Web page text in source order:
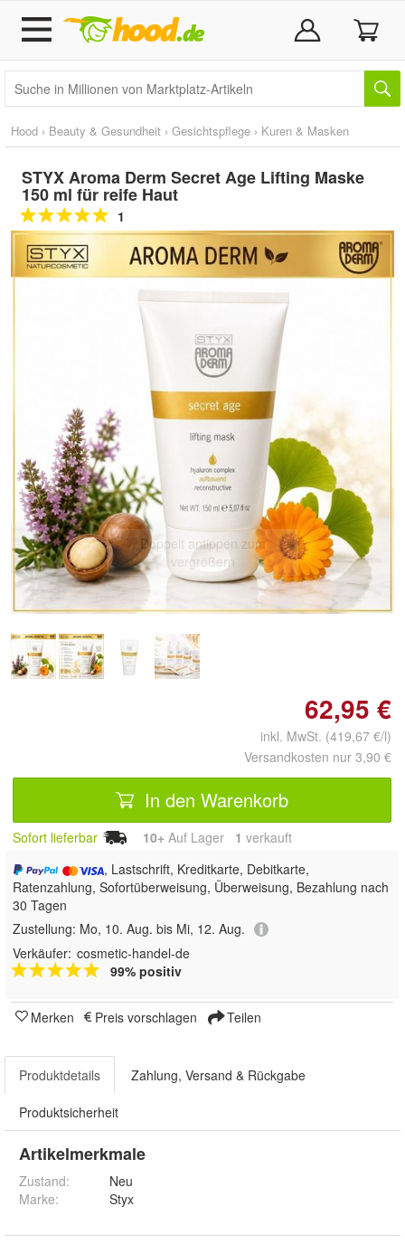
Hood › Beauty & Gesundheit › Gesichtspflege › Kuren & Masken
STYX Aroma Derm Secret Age Lifting Maske
150 ml für reife Haut
1
Doppelt antippen zum
vergrößern
62,95 €
inkl. MwSt. (419,67 €/l)
Versandkosten nur 3,90 €
In den Warenkorb
Sofort lieferbar 10+ Auf Lager 1 verkauft
, Lastschrift, Kreditkarte, Debitkarte,
Ratenzahlung, Sofortüberweisung, Überweisung, Bezahlung nach
30 Tagen
Zustellung: Mo, 10. Aug. bis Mi, 12. Aug.
Verkäufer: cosmetic-handel-de
99% positiv
Merken Preis vorschlagen Teilen
Produktdetails Zahlung, Versand & Rückgabe
Produktsicherheit
Artikelmerkmale
Zustand:
Neu
Marke:
Styx